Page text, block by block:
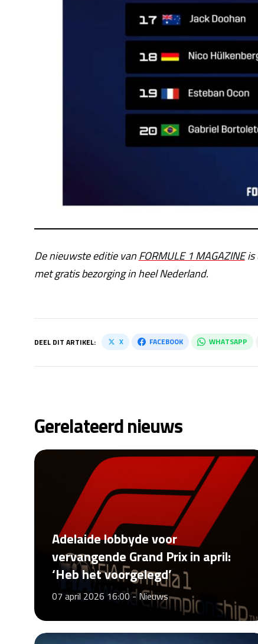
De nieuwste editie vanFORMULE 1 MAGAZINEis
met gratis bezorging in heel Nederland.
DEEL DIT ARTIKEL: X FACEBOOK WHATSAPP
Gerelateerd nieuws
Adelaide lobbyde voor
vervangende Grand Prix in april:
‘Heb het voorgelegd’
07 april 2026 16:00 -Nieuws